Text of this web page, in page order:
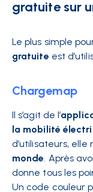
gratuite sur
Le plus simple
gratuite est
Chargemap
Il s’agit de l’
la mobilité
d’utilisateurs, elle
monde. Après
donne tous les
Un code couleur